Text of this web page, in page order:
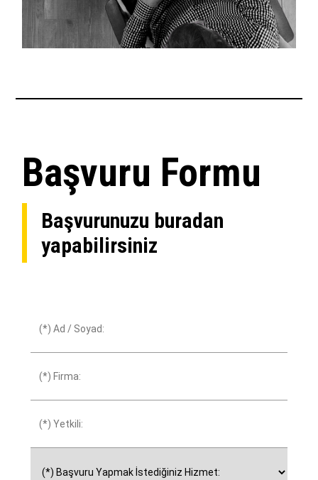
Başvuru Formu
Başvurunuzu buradan
yapabilirsiniz